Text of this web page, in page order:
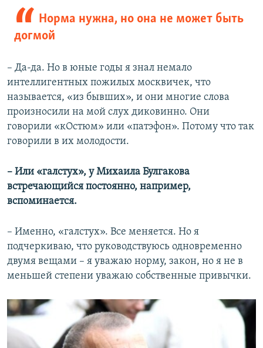
Норма нужна, но она не может быть
догмой
– Да-да. Но в юные годы я знал немало
интеллигентных пожилых москвичек, что
называется, «из бывших», и они многие слова
произносили на мой слух диковинно. Они
говорили «кОстюм» или «патэфон». Потому что так
говорили в их молодости.
– Или «галстух», у Михаила Булгакова
встречающийся постоянно, например,
вспоминается.
– Именно, «галстух». Все меняется. Но я
подчеркиваю, что руководствуюсь одновременно
двумя вещами – я уважаю норму, закон, но я не в
меньшей степени уважаю собственные привычки.